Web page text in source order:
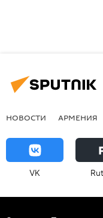
НОВОСТИ АРМЕНИЯ
VK